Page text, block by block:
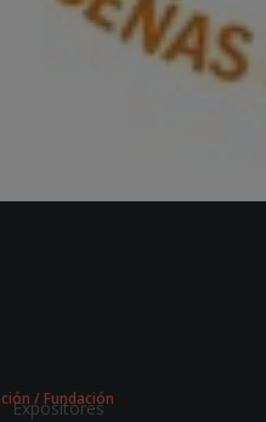
/ Fundación
Expositores